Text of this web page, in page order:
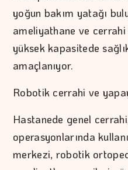
yoğun bakım yatağı
ameliyathane ve
yüksek kapasitede
amaçlanıyor.
Robotik cerrahi ve
Hastanede genel
operasyonlarında
merkezi, robotik